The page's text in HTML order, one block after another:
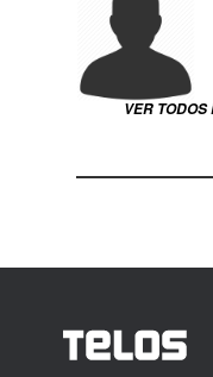
VER